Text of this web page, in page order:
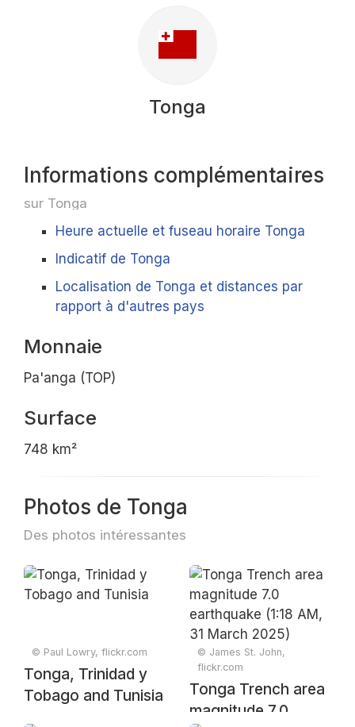
Tonga
Informations complémentaires
sur Tonga
Heure actuelle et fuseau horaire Tonga
Indicatif de Tonga
Localisation de Tonga et distances par
rapport à d'autres pays
Monnaie
Pa'anga (TOP)
Surface
748 km²
Photos de Tonga
Des photos intéressantes
© Paul Lowry, flickr.com
Tonga, Trinidad y
Tobago and Tunisia
© James St. John,
flickr.com
Tonga Trench area
magnitude 7.0